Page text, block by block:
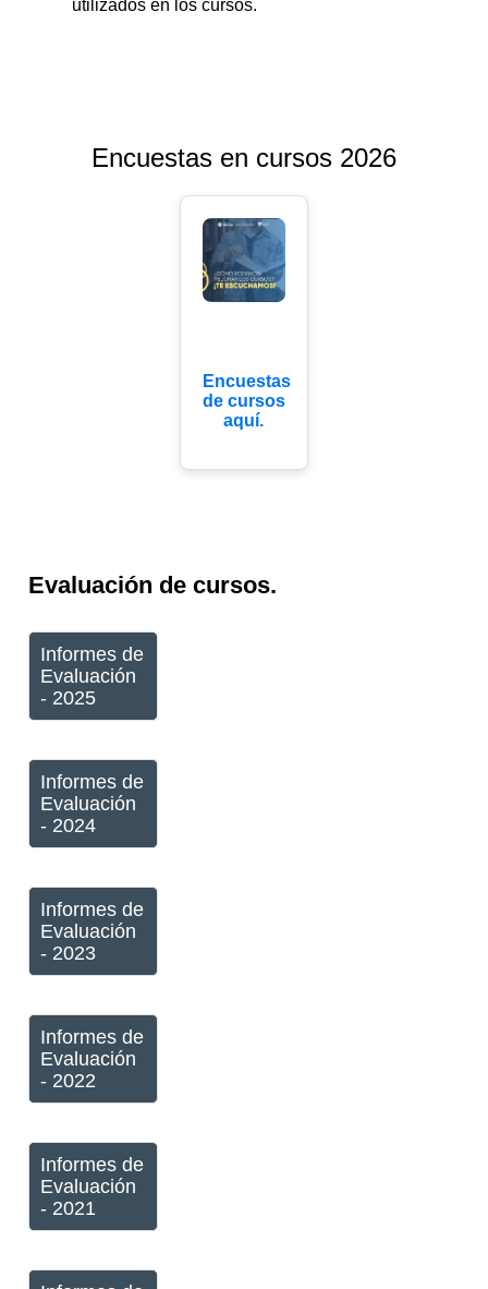
utilizados en los cursos.
Encuestas en cursos 2026
Encuestas
de cursos
aquí.
Evaluación de cursos.
Informes de
Evaluación
- 2025
Informes de
Evaluación
- 2024
Informes de
Evaluación
- 2023
Informes de
Evaluación
- 2022
Informes de
Evaluación
- 2021